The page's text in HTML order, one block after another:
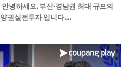
녕하세요. 부산·경남권 최대 규모의
권실전투자 입니다….